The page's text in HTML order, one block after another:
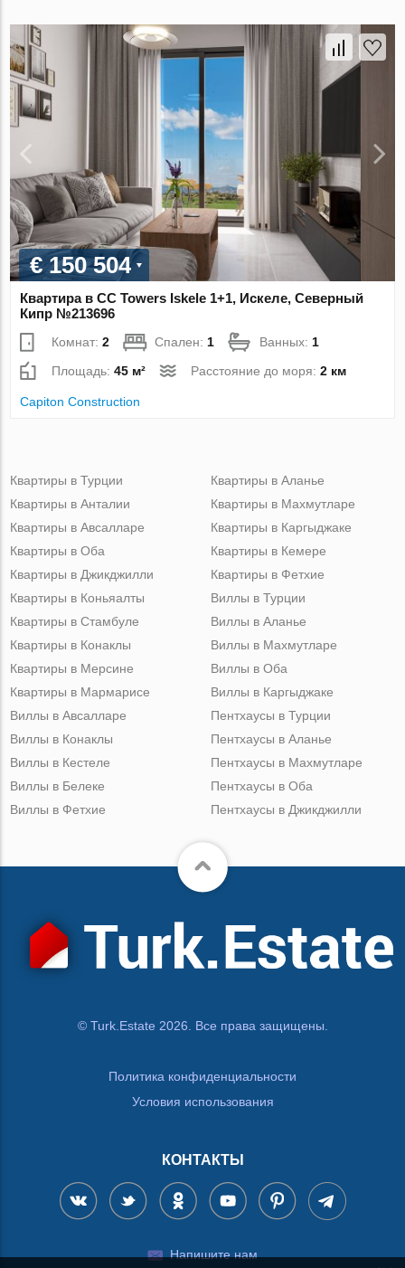
€ 150 504
Квартира в CC Towers Iskele 1+1, Искеле, Северный
Кипр №213696
Комнат:2 Спален: 1 Ванных: 1
Площадь:45 м² Расстояние до моря:2 км
Capiton Construction
Квартиры в Турции
Квартиры в Анталии
Квартиры в Авсалларе
Квартиры в Оба
Квартиры в Джикджилли
Квартиры в Аланье
Квартиры в Махмутларе
Квартиры в Каргыджаке
Квартиры в Кемере
Квартиры в Фетхие
Квартиры в Коньяалты
Квартиры в Стамбуле
Квартиры в Конаклы
Квартиры в Мерсине
Квартиры в Мармарисе
Виллы в Турции
Виллы в Аланье
Виллы в Махмутларе
Виллы в Оба
Виллы в Каргыджаке
Виллы в Авсалларе
Виллы в Конаклы
Виллы в Кестеле
Виллы в Белеке
Виллы в Фетхие
Пентхаусы в Турции
Пентхаусы в Аланье
Пентхаусы в Махмутларе
Пентхаусы в Оба
Пентхаусы в Джикджилли
© Turk.Estate 2026. Все права защищены.
Политика конфиденциальности
Условия использования
КОНТАКТЫ
Напишите нам